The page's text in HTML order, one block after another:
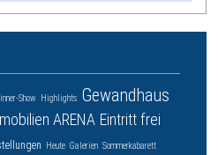
Show Highlights Gewandhaus
ARENA Eintritt frei
Heute Galerien Sommerkabarett